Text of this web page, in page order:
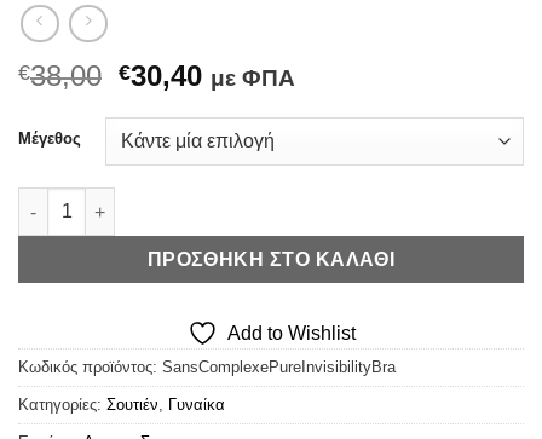
€38,00 Original
was:
€38,00.
€30,40Η
τιμή
είναι:
με ΦΠΑ
Μέγεθος
Sans Complexe Pure Invisibility Bra - Αόρατο Σουτιέν ποσότητα
ΠΡΟΣΘΉΚΗ ΣΤΟ ΚΑΛΆΘΙ
Add to Wishlist
Κωδικός προϊόντος: SansComplexePureInvisibilityBra
Κατηγορίες: Σουτιέν, Γυναίκα